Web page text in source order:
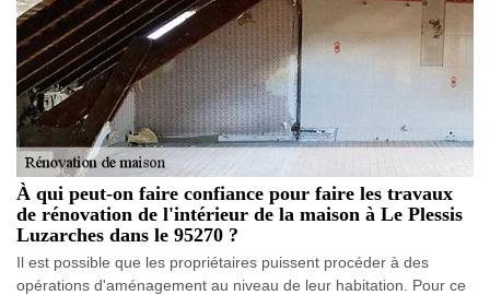
À qui peut-on faire confiance pour faire les travaux
de rénovation de l'intérieur de la maison à Le Plessis
Luzarches dans le 95270 ?
Il est possible que les propriétaires puissent procéder à des
opérations d'aménagement au niveau de leur habitation. Pour ce